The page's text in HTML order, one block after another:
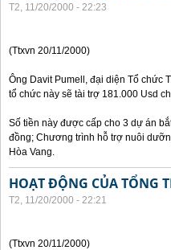
T2, 11/20/2000 - 22:23
(Ttxvn 20/11/2000)
Ông Davit Pumell, đại diện Tổ chức
tổ chức này sẽ tài trợ 181.000 Usd
Số tiền này được cấp cho 3 dự án
đồng; Chương trình hỗ trợ nuôi
Hòa Vang.
HOẠT ĐỘNG CỦA TỔNG
T2, 11/20/2000 - 22:21
(Ttxvn 20/11/2000)